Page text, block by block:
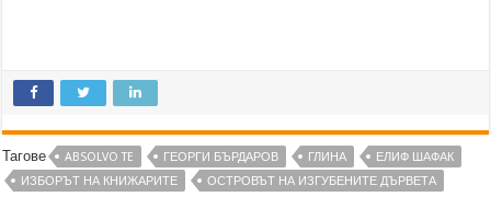
Тагове ABSOLVO TE ГЕОРГИ БЪРДАРОВ ГЛИНА
ЕЛИФ ШАФАК
ИЗБОРЪТ НА КНИЖАРИТЕ
ОСТРОВЪТ НА ИЗГУБЕНИТЕ ДЪРВЕТА